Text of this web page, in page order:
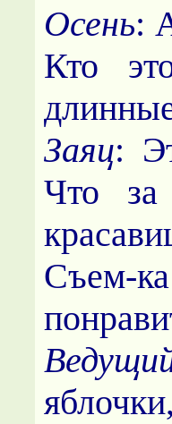
Осень:
Кто
Заяц:
Что
Съем-